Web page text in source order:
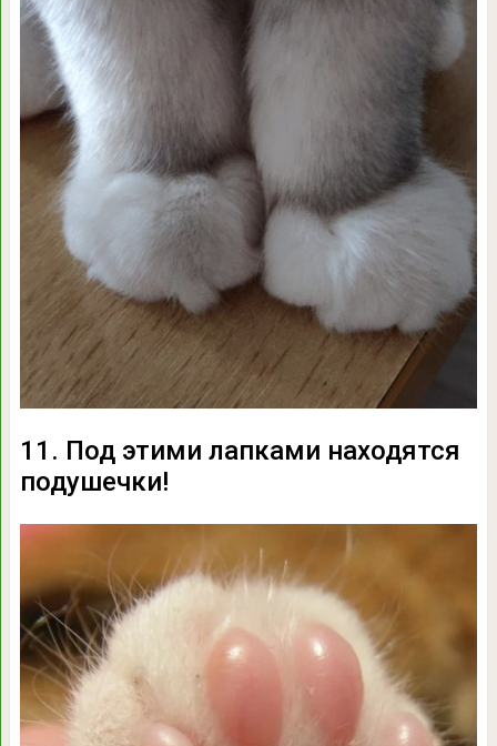
11. Под этими лапками находятся
подушечки!